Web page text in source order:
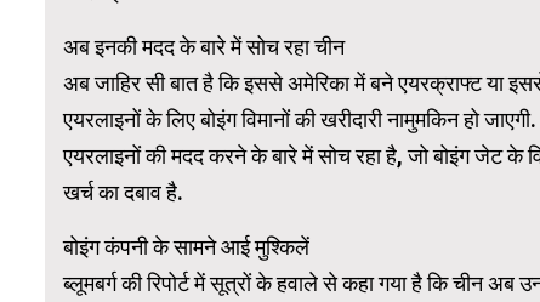
अब इनकी मदद के बारे में सोच रहा चीन
अब जाहिर सी बात है कि इससे अमेरिका में बने एयरक्राफ्ट या
एयरलाइनों के लिए बोइंग विमानों की खरीदारी नामुमकिन हो
एयरलाइनों की मदद करने के बारे में सोच रहा है, जो बोइंग जेट
खर्च का दबाव है.
बोइंग कंपनी के सामने आई मुश्किलें
ब्लूमबर्ग की रिपोर्ट में सूत्रों के हवाले से कहा गया है कि चीन अब